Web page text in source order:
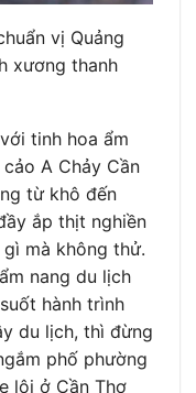
vị Quảng
xương thanh
tinh hoa ẩm
A Chảy Cần
từ khô đến
ắp thịt nghiền
mà không thử.
nang du lịch
hành trình
du lịch, thì đừng
phố phường
lôi ở Cần Thơ